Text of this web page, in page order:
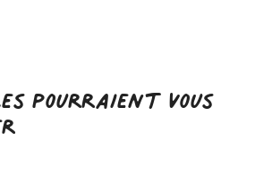
pourraient vous